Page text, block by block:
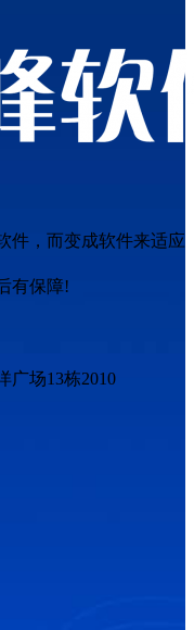
件，而变成软件来适应
有保障!
广场13栋2010